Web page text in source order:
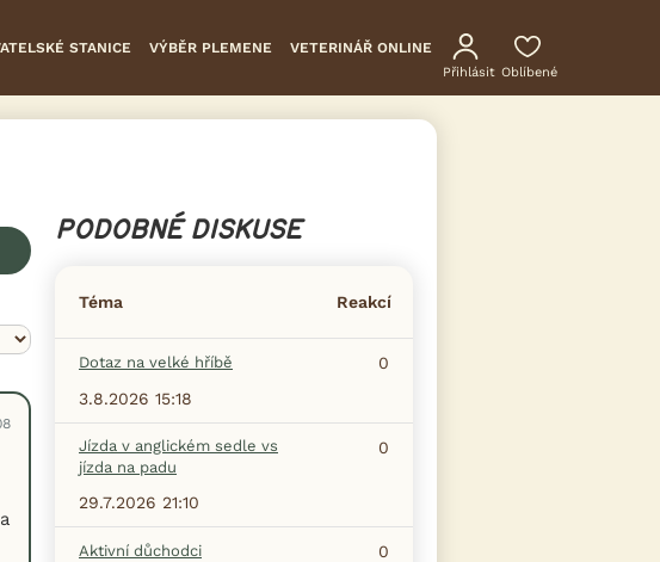
STANICE VÝBĚR PLEMENE VETERINÁŘ ONLINE
Přihlásit Oblíbené
PODOBNÉ DISKUSE
Téma Reakcí
Dotaz na velké hříbě
0
3.8.2026 15:18
Jízda v anglickém sedle vs
jízda na padu
0
29.7.2026 21:10
Aktivní důchodci
0